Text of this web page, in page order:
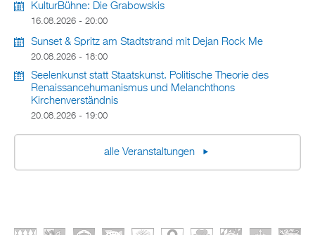
KulturBühne: Die Grabowskis
16.08.2026 - 20:00
Sunset & Spritz am Stadtstrand mit Dejan Rock Me
20.08.2026 - 18:00
Seelenkunst statt Staatskunst. Politische Theorie des
Renaissancehumanismus und Melanchthons
Kirchenverständnis
20.08.2026 - 19:00
alle Veranstaltungen